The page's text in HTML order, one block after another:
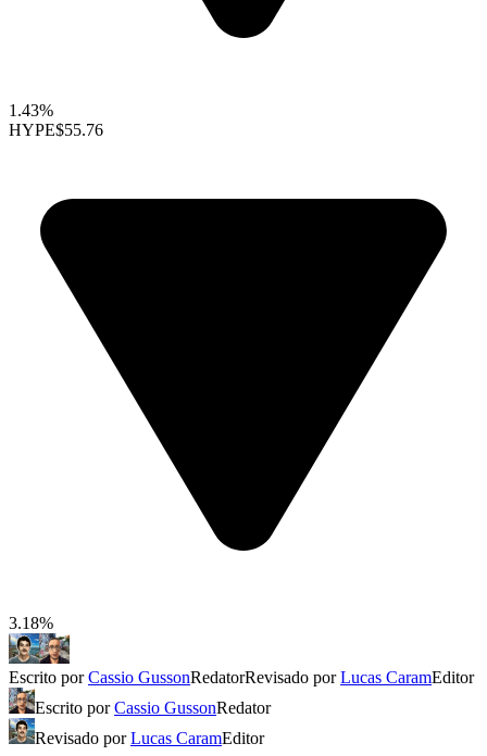
1.43%
HYPE$55.76
3.18%
Escrito porCassio GussonRedatorRevisado porLucas CaramEditor
Escrito porCassio GussonRedator
Revisado porLucas CaramEditor